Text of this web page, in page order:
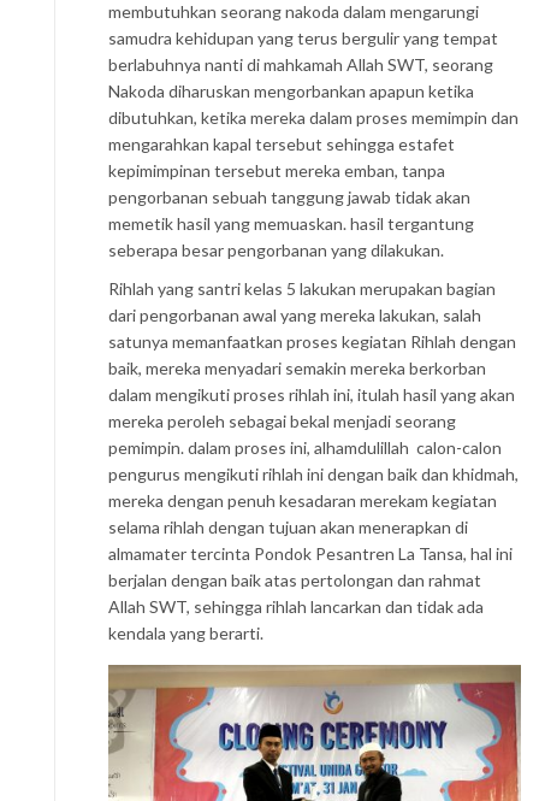
membutuhkan seorang nakoda dalam mengarungi
samudra kehidupan yang terus bergulir yang tempat
berlabuhnya nanti di mahkamah Allah SWT, seorang
Nakoda diharuskan mengorbankan apapun ketika
dibutuhkan, ketika mereka dalam proses memimpin dan
mengarahkan kapal tersebut sehingga estafet
kepimimpinan tersebut mereka emban, tanpa
pengorbanan sebuah tanggung jawab tidak akan
memetik hasil yang memuaskan. hasil tergantung
seberapa besar pengorbanan yang dilakukan.
Rihlah yang santri kelas 5 lakukan merupakan bagian
dari pengorbanan awal yang mereka lakukan, salah
satunya memanfaatkan proses kegiatan Rihlah dengan
baik, mereka menyadari semakin mereka berkorban
dalam mengikuti proses rihlah ini, itulah hasil yang akan
mereka peroleh sebagai bekal menjadi seorang
pemimpin. dalam proses ini, alhamdulillah calon-calon
pengurus mengikuti rihlah ini dengan baik dan khidmah,
mereka dengan penuh kesadaran merekam kegiatan
selama rihlah dengan tujuan akan menerapkan di
almamater tercinta Pondok Pesantren La Tansa, hal ini
berjalan dengan baik atas pertolongan dan rahmat
Allah SWT, sehingga rihlah lancarkan dan tidak ada
kendala yang berarti.